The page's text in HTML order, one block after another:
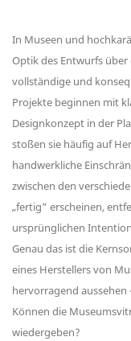
In Museen und
Optik des Entwurfs über
vollständige und
Projekte beginnen mit
Designkonzept in der
stoßen sie häufig auf
handwerkliche
zwischen den
„fertig“ erscheinen,
ursprünglichen
Genau das ist die
eines Herstellers von
hervorragend aussehen
Können die
wiedergeben?